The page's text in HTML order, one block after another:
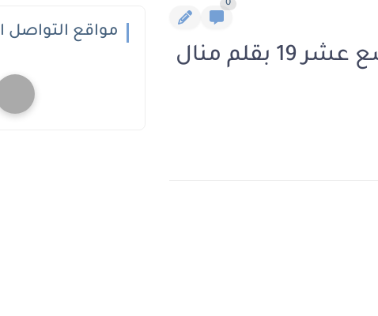
0
رواية امل ما بين الحياة والموت الفصل التاسع عشر 19 بقلم منال
مواقع التواصل